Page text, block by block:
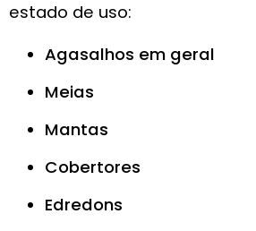
estado de uso:
Agasalhos em geral
Meias
Mantas
Cobertores
Edredons